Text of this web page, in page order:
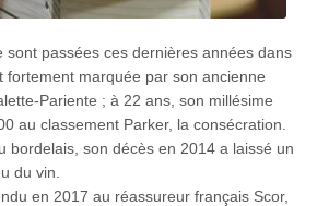
sont passées ces dernières années dans
fortement marquée par son ancienne
Pariente ; à 22 ans, son millésime
au classement Parker, la consécration.
bordelais, son décès en 2014 a laissé un
du vin.
en 2017 au réassureur français Scor,